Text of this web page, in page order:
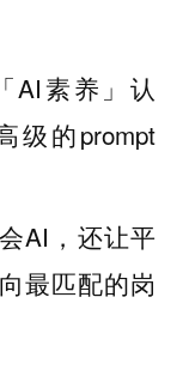
AI素养」认
级的prompt
AI，还让平
最匹配的岗